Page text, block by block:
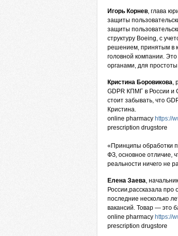
Игорь Корнев, глава
защиты
защиты
структуру Boeing, с
решением, принятым в
головной компании.
органами, для
Кристина Боровикова,
GDPR КПМГ в России и
стоит забывать, что
Кристина.
online pharmacy https://
prescription drugstore
«Принципы обработки
ФЗ, основное отличие,
реальности ничего не
Елена Заева,
России,рассказала
последние несколько
вакансий. Товар — это
online pharmacy https://
prescription drugstore